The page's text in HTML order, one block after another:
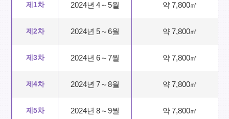
제1차 2024년 4～5월 약 7,800㎥
제2차 2024년 5～6월 약 7,800㎥
제3차 2024년 6～7월 약 7,800㎥
제4차 2024년 7～8월 약 7,800㎥
제5차 2024년 8～9월 약 7,800㎥